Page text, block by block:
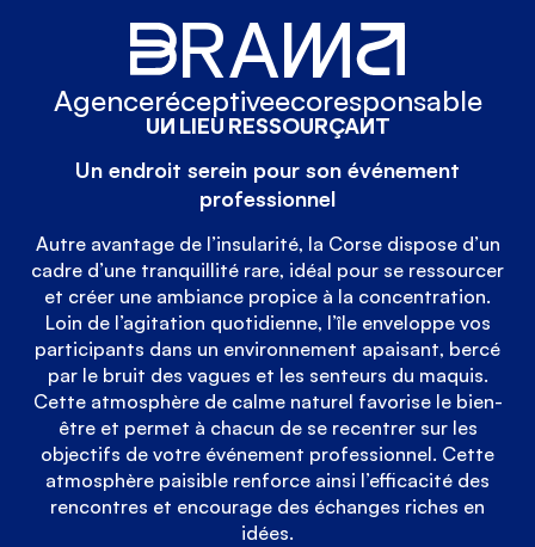
RAM
Agenceréceptiveecoresponsable
UN LIEU RESSOURÇANT
Un endroit serein pour son événement
professionnel
Autre avantage de l’insularité, la Corse dispose d’un
cadre d’une tranquillité rare, idéal pour se ressourcer
et créer une ambiance propice à la concentration.
Loin de l’agitation quotidienne, l’île enveloppe vos
participants dans un environnement apaisant, bercé
par le bruit des vagues et les senteurs du maquis.
Cette atmosphère de calme naturel favorise le bien-
être et permet à chacun de se recentrer sur les
objectifs de votre événement professionnel. Cette
atmosphère paisible renforce ainsi l’efficacité des
rencontres et encourage des échanges riches en
idées.